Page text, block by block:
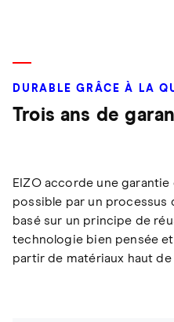
DURABLE GRÂCE À LA
Trois ans de
EIZO accorde une
possible par un
basé sur un principe de
technologie bien pensée
partir de matériaux haut de